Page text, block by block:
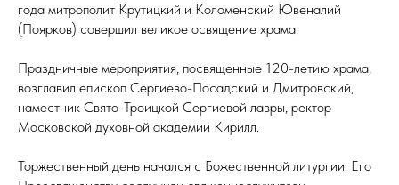
года митрополит Крутицкий и Коломенский Ювеналий
(Поярков) совершил великое освящение храма.
Праздничные мероприятия, посвященные 120-летию храма,
возглавил епископ Сергиево-Посадский и Дмитровский,
наместник Свято-Троицкой Сергиевой лавры, ректор
Московской духовной академии Кирилл.
Торжественный день начался с Божественной литургии. Его